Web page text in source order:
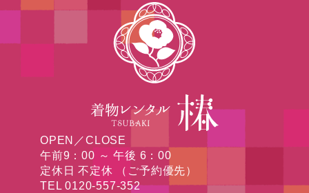
OPEN／CLOSE
午前9：00 ～ 午後 6：00
定休日 不定休 （ご予約優先）
TEL 0120-557-352